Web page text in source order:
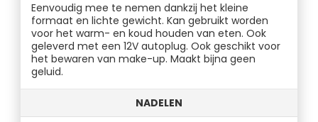
Eenvoudig mee te nemen dankzij het kleine
formaat en lichte gewicht. Kan gebruikt worden
voor het warm- en koud houden van eten. Ook
geleverd met een 12V autoplug. Ook geschikt voor
het bewaren van make-up. Maakt bijna geen
geluid.
NADELEN